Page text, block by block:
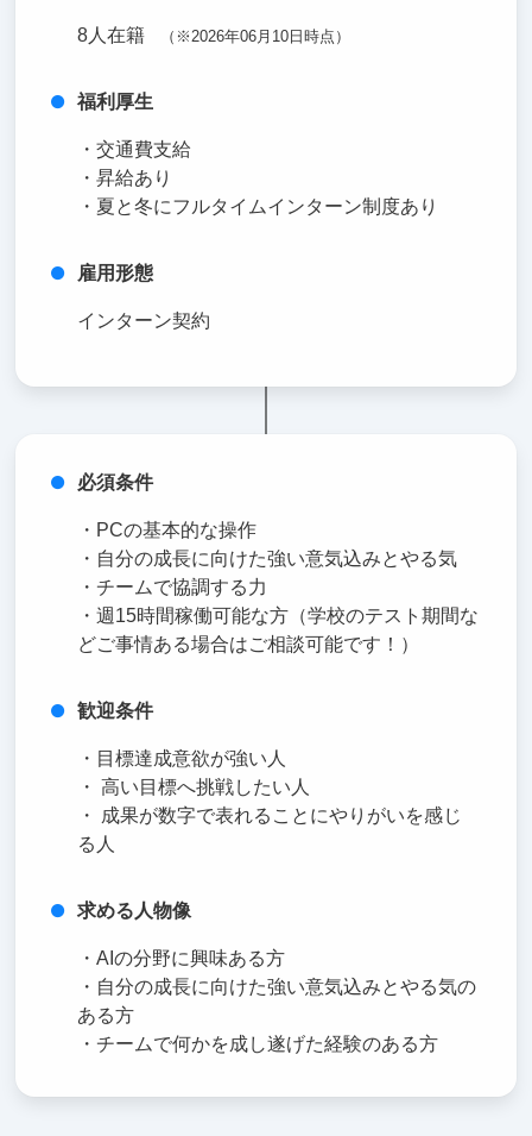
8人在籍 （※2026年06月10日時点）
福利厚生
・交通費支給
・昇給あり
・夏と冬にフルタイムインターン制度あり
雇用形態
インターン契約
必須条件
・PCの基本的な操作
・自分の成長に向けた強い意気込みとやる気
・チームで協調する力
・週15時間稼働可能な方（学校のテスト期間な
どご事情ある場合はご相談可能です！）
歓迎条件
・目標達成意欲が強い人
・ 高い目標へ挑戦したい人
・ 成果が数字で表れることにやりがいを感じ
る人
求める人物像
・AIの分野に興味ある方
・自分の成長に向けた強い意気込みとやる気の
ある方
・チームで何かを成し遂げた経験のある方